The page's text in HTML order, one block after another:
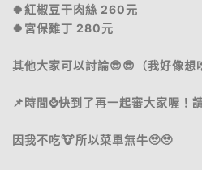
🍀紅椒豆干肉絲 260元
🍀宮保雞丁 280元
其他大家可以討論😎😎（我好像想
📌時間⌚️快到了再一起審大家喔！
因我不吃🐮所以菜單無牛🥹🥹